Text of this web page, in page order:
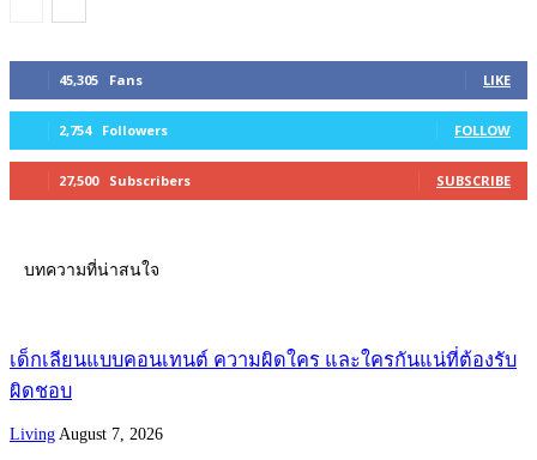
45,305 Fans LIKE
2,754 Followers FOLLOW
27,500 Subscribers SUBSCRIBE
บทความที่น่าสนใจ
เด็กเลียนแบบคอนเทนต์ ความผิดใคร และใครกันแน่ที่ต้องรับ
ผิดชอบ
Living August 7, 2026